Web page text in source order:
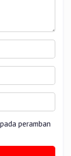
peramban